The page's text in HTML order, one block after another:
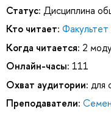
Статус: Дисциплина
Кто читает:
Когда читается: 2
Онлайн-часы: 111
Охват аудитории: для
Преподаватели: